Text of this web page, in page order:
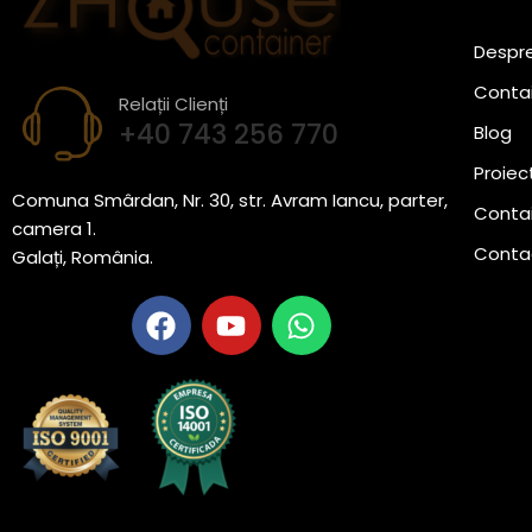
Relații Clienți
+40 743 256 770
Comuna Smârdan, Nr. 30, str. Avram Iancu, parter,
camera 1.
Galați, România.
Blog